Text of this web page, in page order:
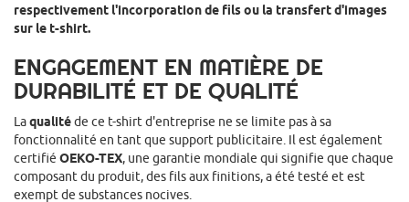
respectivement l'incorporation de fils ou la transfert d'images
sur le t-shirt.
ENGAGEMENT EN MATIÈRE DE
DURABILITÉ ET DE QUALITÉ
Laqualitéde ce t-shirt d'entreprise ne se limite pas à sa
fonctionnalité en tant que support publicitaire. Il est également
certifié OEKO-TEX, une garantie mondiale qui signifie que chaque
composant du produit, des fils aux finitions, a été testé et est
exempt de substances nocives.